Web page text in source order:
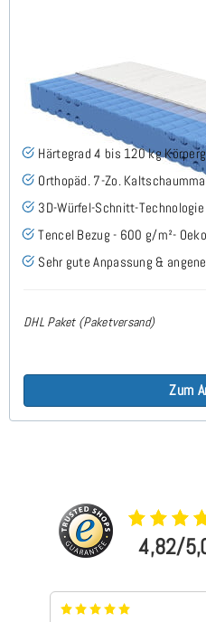
Keru H4 (TENCEL™
140x190 cm -
Härtegrad 4 bis 120 kg
Orthopäd. 7-Zo.
3D-Würfel-Schnitt-
Tencel Bezug - 600 g/m²-
Sehr gute Anpassung &
DHL Paket (Paketversand)
Zum
4,82/